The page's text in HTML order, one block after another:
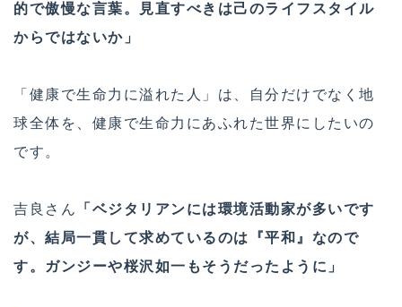
的で傲慢な言葉。見直すべきは己のライフスタイル
からではないか」
「健康で生命力に溢れた人」は、自分だけでなく地
球全体を、健康で生命力にあふれた世界にしたいの
です。
吉良さん 「ベジタリアンには環境活動家が多いです
が、結局一貫して求めているのは『平和』なので
す。ガンジーや桜沢如一もそうだったように」